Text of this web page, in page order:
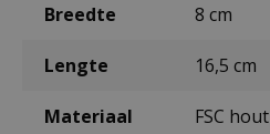
Breedte 8 cm
Lengte 16,5 cm
Materiaal FSC hout